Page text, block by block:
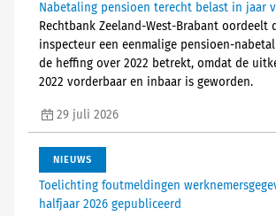
Nabetaling pensioen terecht belast in jaar
Rechtbank Zeeland-West-Brabant oordeelt
inspecteur een eenmalige pensioen-
de heffing over 2022 betrekt, omdat de
2022 vorderbaar en inbaar is geworden.
29 juli 2026
NIEUWS
Toelichting foutmeldingen
halfjaar 2026 gepubliceerd